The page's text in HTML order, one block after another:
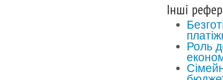
Інші
Роль